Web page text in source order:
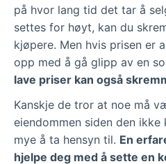
på hvor lang tid det tar å
settes for høyt, kan du
kjøpere. Men hvis prisen er
opp med å gå glipp av en
lave priser kan også
Kanskje de tror at noe må
eiendommen siden den
mye å ta hensyn til. En
hjelpe deg med å sette en